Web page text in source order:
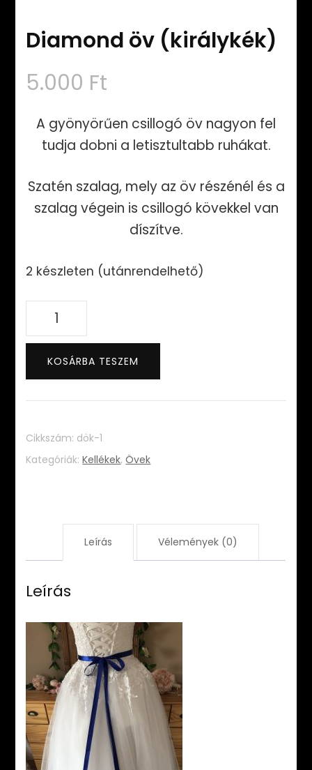
Diamond öv (királykék)
5.000 Ft
A gyönyörűen csillogó öv nagyon fel
tudja dobni a letisztultabb ruhákat.
Szatén szalag, mely az öv részénél és a
szalag végein is csillogó kövekkel van
díszítve.
2 készleten (utánrendelhető)
Diamond
öv
(királykék)
mennyiség
KOSÁRBA TESZEM
Cikkszám: dök-1
Kategóriák:Kellékek,Övek
Leírás Vélemények (0)
Leírás